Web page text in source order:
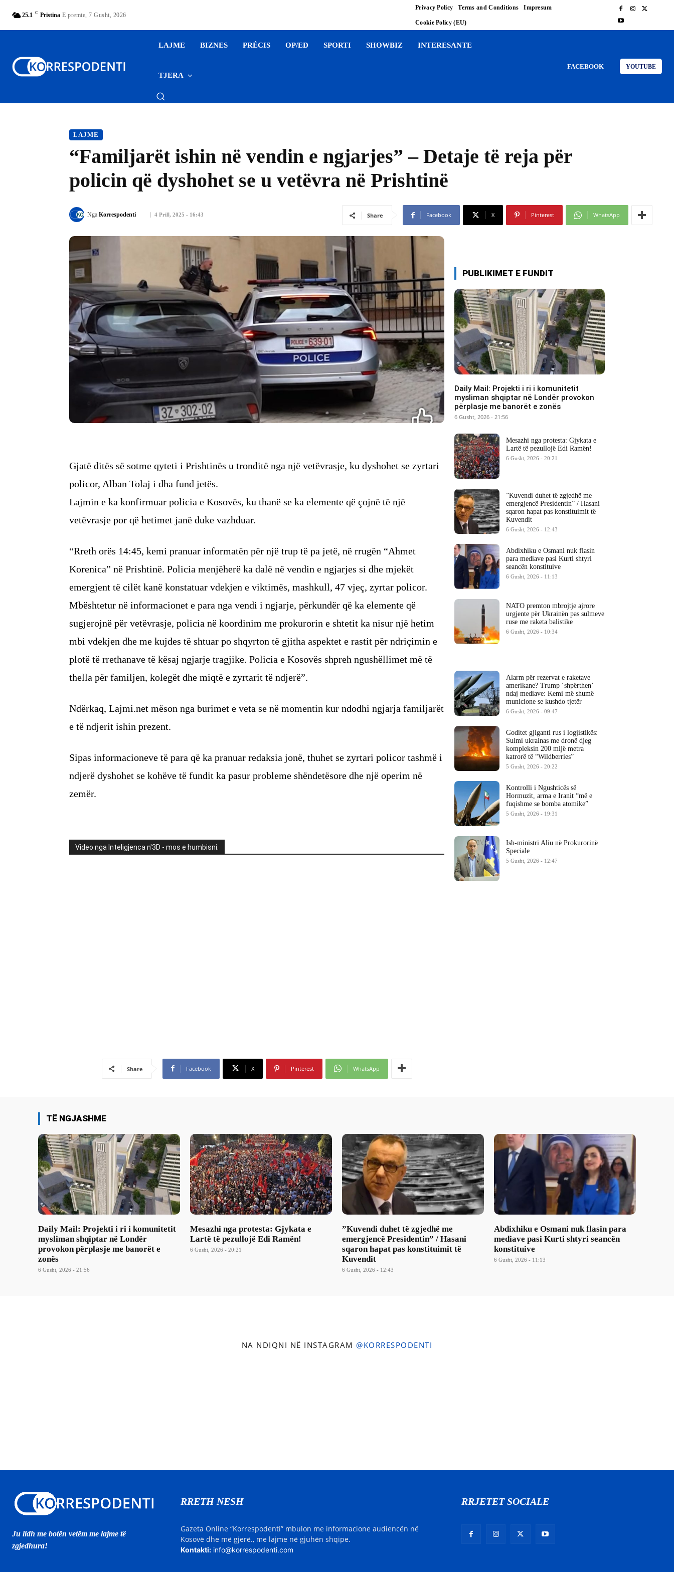
25.1 C Pristina E premte, 7 Gusht, 2026
Privacy Policy Terms and Conditions Impresum
Cookie Policy (EU)
LAJME BIZNES PRÉCIS OP/ED SPORTI SHOWBIZ INTERESANTE
TJERA
FACEBOOK YOUTUBE
LAJME
“Familjarët ishin në vendin e ngjarjes” – Detaje të reja për
policin që dyshohet se u vetëvra në Prishtinë
4 Prill, 2025 - 16:43
Nga Korrespodenti Share Facebook X Pinterest WhatsApp
Gjatë ditës së sotme qyteti i Prishtinës u tronditë nga një vetëvrasje, ku dyshohet se zyrtari
policor, Alban Tolaj i dha fund jetës.
Lajmin e ka konfirmuar policia e Kosovës, ku thanë se ka elemente që çojnë të një
vetëvrasje por që hetimet janë duke vazhduar.
“Rreth orës 14:45, kemi pranuar informatën për një trup të pa jetë, në rrugën “Ahmet
Korenica” në Prishtinë. Policia menjëherë ka dalë në vendin e ngjarjes si dhe mjekët
emergjent të cilët kanë konstatuar vdekjen e viktimës, mashkull, 47 vjeç, zyrtar policor.
Mbështetur në informacionet e para nga vendi i ngjarje, përkundër që ka elemente që
sugjerojnë për vetëvrasje, policia në koordinim me prokurorin e shtetit ka nisur një hetim
mbi vdekjen dhe me kujdes të shtuar po shqyrton të gjitha aspektet e rastit për ndriçimin e
plotë të rrethanave të kësaj ngjarje tragjike. Policia e Kosovës shpreh ngushëllimet më të
thella për familjen, kolegët dhe miqtë e zyrtarit të ndjerë”.
Ndërkaq, Lajmi.net mëson nga burimet e veta se në momentin kur ndodhi ngjarja familjarët
e të ndjerit ishin prezent.
Sipas informacioneve të para që ka pranuar redaksia jonë, thuhet se zyrtari policor tashmë i
ndjerë dyshohet se kohëve të fundit ka pasur probleme shëndetësore dhe një operim në
zemër.
Video nga Inteligjenca n'3D - mos e humbisni:
Share Facebook X Pinterest WhatsApp
PUBLIKIMET E FUNDIT
Daily Mail: Projekti i ri i komunitetit
mysliman shqiptar në Londër provokon
përplasje me banorët e zonës
6 Gusht, 2026 - 21:56
Mesazhi nga protesta: Gjykata e
Lartë të pezullojë Edi Ramën!
6 Gusht, 2026 - 20:21
​”Kuvendi duhet të zgjedhë me
emergjencë Presidentin” / Hasani
sqaron hapat pas konstituimit të
Kuvendit
6 Gusht, 2026 - 12:43
Abdixhiku e Osmani nuk flasin
para mediave pasi Kurti shtyri
seancën konstituive
6 Gusht, 2026 - 11:13
NATO premton mbrojtje ajrore
urgjente për Ukrainën pas sulmeve
ruse me raketa balistike
6 Gusht, 2026 - 10:34
Alarm për rezervat e raketave
amerikane? Trump ‘shpërthen’
ndaj mediave: Kemi më shumë
municione se kushdo tjetër
6 Gusht, 2026 - 09:47
Goditet gjiganti rus i logjistikës:
Sulmi ukrainas me dronë djeg
kompleksin 200 mijë metra
katrorë të “Wildberries”
5 Gusht, 2026 - 20:22
Kontrolli i Ngushticës së
Hormuzit, arma e Iranit “më e
fuqishme se bomba atomike”
5 Gusht, 2026 - 19:31
Ish-ministri ​Aliu në Prokurorinë
Speciale
5 Gusht, 2026 - 12:47
TË NGJASHME
Daily Mail: Projekti i ri i komunitetit
mysliman shqiptar në Londër
provokon përplasje me banorët e
zonës
6 Gusht, 2026 - 21:56
Mesazhi nga protesta: Gjykata e
Lartë të pezullojë Edi Ramën!
6 Gusht, 2026 - 20:21
​”Kuvendi duhet të zgjedhë me
emergjencë Presidentin” / Hasani
sqaron hapat pas konstituimit të
Kuvendit
6 Gusht, 2026 - 12:43
Abdixhiku e Osmani nuk flasin para
mediave pasi Kurti shtyri seancën
konstituive
6 Gusht, 2026 - 11:13
NA NDIQNI NË INSTAGRAM @KORRESPODENTI
Ju lidh me botën vetëm me lajme të
zgjedhura!
RRETH NESH
Gazeta Online “Korrespodenti” mbulon me informacione audiencën në
Kosovë dhe më gjerë., me lajme në gjuhën shqipe.
Kontakti: info@korrespodenti.com
RRJETET SOCIALE